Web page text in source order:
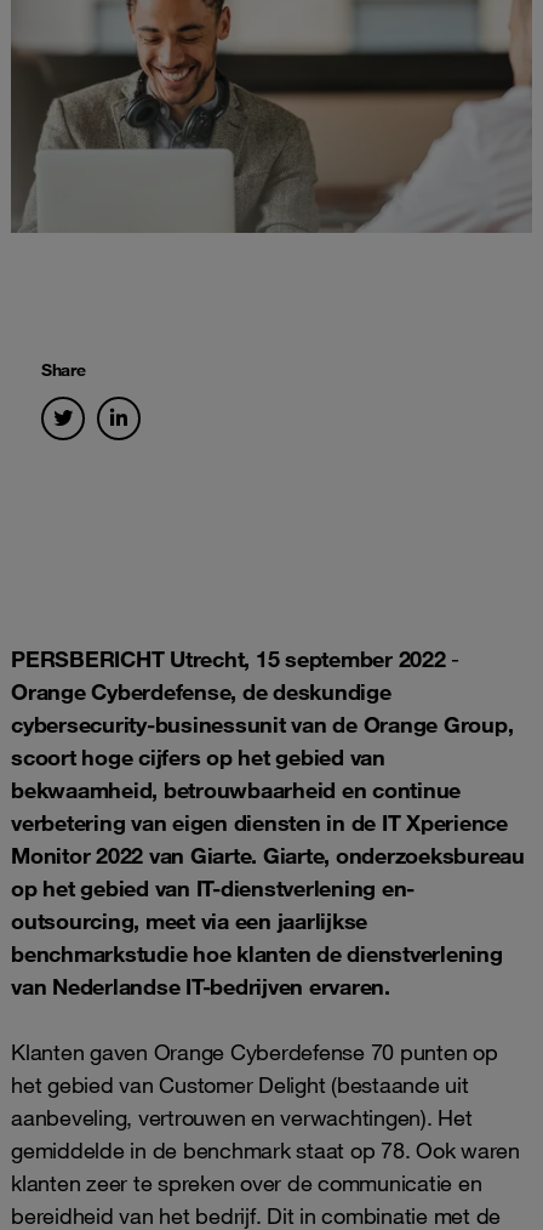
Share
PERSBERICHT Utrecht, 15 september 2022 -
Orange Cyberdefense, de deskundige
cybersecurity-businessunit van de Orange Group,
scoort hoge cijfers op het gebied van
bekwaamheid, betrouwbaarheid en continue
verbetering van eigen diensten in de IT Xperience
Monitor 2022 van Giarte. Giarte, onderzoeksbureau
op het gebied van IT-dienstverlening en-
outsourcing, meet via een jaarlijkse
benchmarkstudie hoe klanten de dienstverlening
van Nederlandse IT-bedrijven ervaren.
Klanten gaven Orange Cyberdefense 70 punten op
het gebied van Customer Delight (bestaande uit
aanbeveling, vertrouwen en verwachtingen). Het
gemiddelde in de benchmark staat op 78. Ook waren
klanten zeer te spreken over de communicatie en
bereidheid van het bedrijf. Dit in combinatie met de